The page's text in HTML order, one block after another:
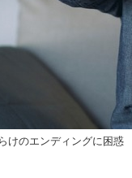
けのエンディングに困惑